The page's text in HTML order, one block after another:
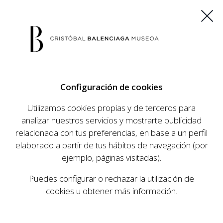
EN
COMPRAR ENTRADAS
AGENDA
AGENDA
El Museo Cristóbal Balenciaga tiene como
objetivo dar a conocer la vida y obra del
Configuración de cookies
Utilizamos cookies propias y de terceros para
analizar nuestros servicios y mostrarte publicidad
relacionada con tus preferencias, en base a un perfil
elaborado a partir de tus hábitos de navegación (por
ejemplo, páginas visitadas).
Puedes configurar o rechazar la utilización de
cookies u obtener más información.